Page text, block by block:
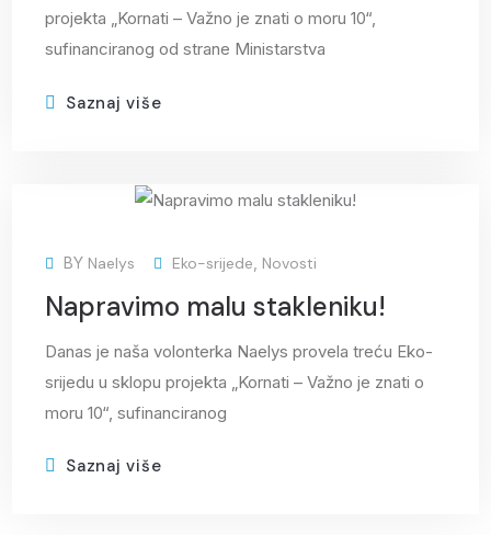
projekta „Kornati – Važno je znati o moru 10“,
sufinanciranog od strane Ministarstva
Saznaj više
ožu
BY Naelys Eko-srijede Novosti
Napravimo malu stakleniku!
Danas je naša volonterka Naelys provela treću Eko-
srijedu u sklopu projekta „Kornati – Važno je znati o
moru 10“, sufinanciranog
Saznaj više